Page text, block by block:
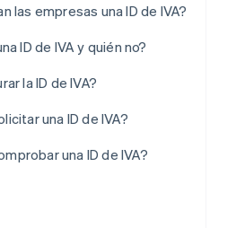
las empresas una ID de IVA?
ID de IVA y quién no?
la ID de IVA?
una ID de IVA?
una ID de IVA?